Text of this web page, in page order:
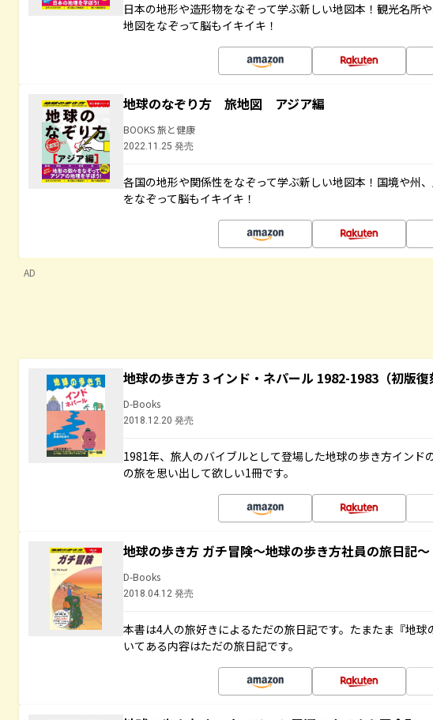
日本の地形や造形物をなぞって学ぶ新しい地図本！観光名所
地図をなぞって脳もイキイキ！
地球のなぞり方 旅地図 アジア編
BOOKS 旅と健康
2022.11.25 発売
各国の地形や関係性をなぞって学ぶ新しい地図本！国境や州
をなぞって脳もイキイキ！
AD
地球の歩き方 3 インド・ネパール 1982-1983（初版復
D-Books
2018.12.20 発売
1981年、旅人のバイブルとして登場した地球の歩き方イン
の旅を思い出して欲しい1冊です。
地球の歩き方 ガチ冒険～地球の歩き方社員の旅日記～
D-Books
2018.04.12 発売
本書は4人の旅好きによるただの旅日記です。たまたま『地
いてある内容はただの旅日記です。